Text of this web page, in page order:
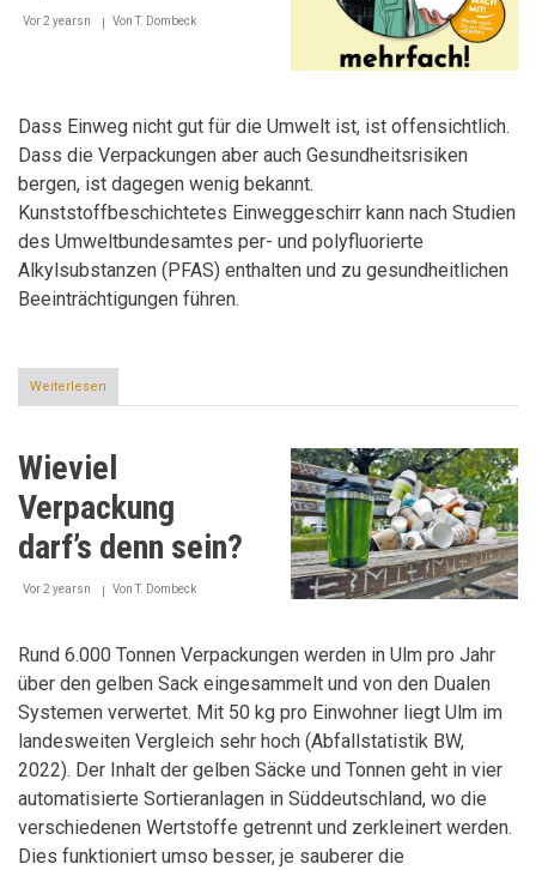
Vor 2 yearsn VonT. Dombeck
Dass Einweg nicht gut für die Umwelt ist, ist offensichtlich.
Dass die Verpackungen aber auch Gesundheitsrisiken
bergen, ist dagegen wenig bekannt.
Kunststoffbeschichtetes Einweggeschirr kann nach Studien
des Umweltbundesamtes per- und polyfluorierte
Alkylsubstanzen (PFAS) enthalten und zu gesundheitlichen
Beeinträchtigungen führen.
Weiterlesen
Mehrweg-
Wieviel
Verpackung
darf’s denn sein?
Vor 2 yearsn VonT. Dombeck
Rund 6.000 Tonnen Verpackungen werden in Ulm pro Jahr
über den gelben Sack eingesammelt und von den Dualen
Systemen verwertet. Mit 50 kg pro Einwohner liegt Ulm im
landesweiten Vergleich sehr hoch (Abfallstatistik BW,
2022). Der Inhalt der gelben Säcke und Tonnen geht in vier
automatisierte Sortieranlagen in Süddeutschland, wo die
verschiedenen Wertstoffe getrennt und zerkleinert werden.
Dies funktioniert umso besser, je sauberer die